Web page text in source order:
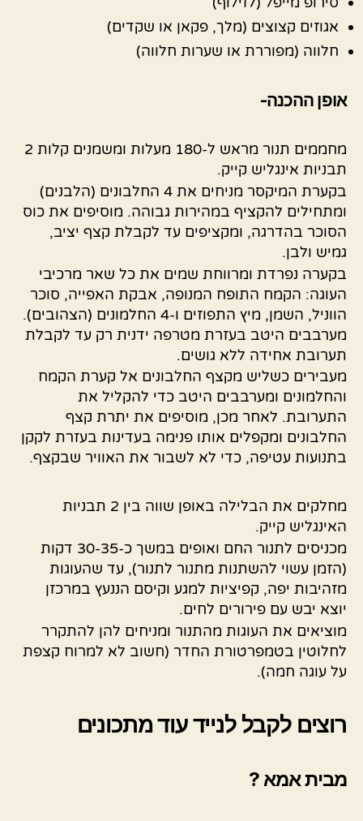
אגוזים קצוצים (מלך, פקאן או שקדים)
חלווה (מפוררת או שערות חלווה)
אופן ההכנה-
מחממים תנור מראש ל-180 מעלות ומשמנים קלות 2
תבניות אינגליש קייק.
בקערת המיקסר מניחים את 4 החלבונים (הלבנים)
ומתחילים להקציף במהירות גבוהה. מוסיפים את כוס
הסוכר בהדרגה, ומקציפים עד לקבלת קצף יציב,
גמיש ולבן.
בקערה נפרדת ומרווחת שמים את כל שאר מרכיבי
העוגה: הקמח התופח המנופה, אבקת האפייה, סוכר
הווניל, השמן, מיץ התפוזים ו-4 החלמונים (הצהובים).
מערבבים היטב בעזרת מטרפה ידנית רק עד לקבלת
תערובת אחידה ללא גושים.
מעבירים כשליש מקצף החלבונים אל קערת הקמח
והחלמונים ומערבבים היטב כדי להקליל את
התערובת. לאחר מכן, מוסיפים את יתרת קצף
החלבונים ומקפלים אותו פנימה בעדינות בעזרת לקקן
בתנועות עטיפה, כדי לא לשבור את האוויר שבקצף.
מחלקים את הבלילה באופן שווה בין 2 תבניות
האינגליש קייק.
מכניסים לתנור החם ואופים במשך כ-30-35 דקות
(הזמן עשוי להשתנות מתנור לתנור), עד שהעוגות
מזהיבות יפה, קפיציות למגע וקיסם הננעץ במרכזן
יוצא יבש עם פירורים לחים.
מוציאים את העוגות מהתנור ומניחים להן להתקרר
לחלוטין בטמפרטורת החדר (חשוב לא למרוח קצפת
על עוגה חמה).
רוצים לקבל לנייד עוד מתכונים
מבית אמא ?